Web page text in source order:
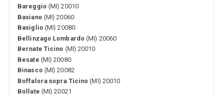
Bareggio (MI) 20010
Basiano (MI) 20060
Basiglio (MI) 20080
Bellinzago Lombardo (MI) 20060
Bernate Ticino (MI) 20010
Besate (MI) 20080
Binasco (MI) 20082
Boffalora sopra Ticino (MI) 20010
Bollate (MI) 20021